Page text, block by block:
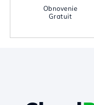
Obnovenie
Gratuit